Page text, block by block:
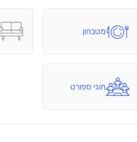
מטבחון
חוגי ספורט